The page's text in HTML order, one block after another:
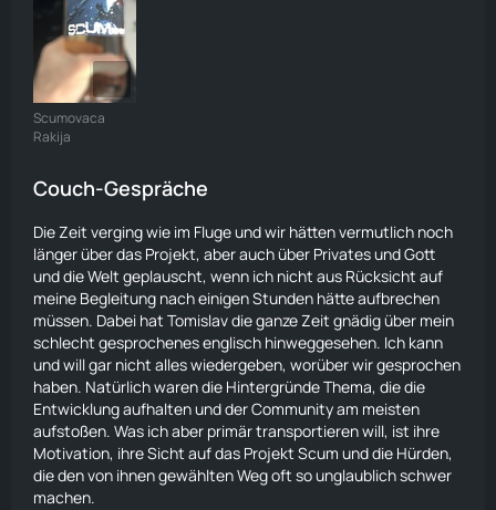
Scumovaca
Rakija
Couch-Gespräche
Die Zeit verging wie im Fluge und wir hätten vermutlich noch
länger über das Projekt, aber auch über Privates und Gott
und die Welt geplauscht, wenn ich nicht aus Rücksicht auf
meine Begleitung nach einigen Stunden hätte aufbrechen
müssen. Dabei hat Tomislav die ganze Zeit gnädig über mein
schlecht gesprochenes englisch hinweggesehen. Ich kann
und will gar nicht alles wiedergeben, worüber wir gesprochen
haben. Natürlich waren die Hintergründe Thema, die die
Entwicklung aufhalten und der Community am meisten
aufstoßen. Was ich aber primär transportieren will, ist ihre
Motivation, ihre Sicht auf das Projekt Scum und die Hürden,
die den von ihnen gewählten Weg oft so unglaublich schwer
machen.